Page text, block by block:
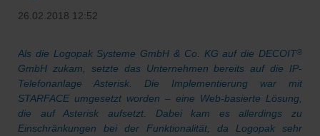
26.02.2018 12:52
Als die Logopak Systeme GmbH & Co. KG auf die DECOIT®
GmbH zukam, setzte das Unternehmen bereits auf die IP-
Telefonanlage Asterisk. Die Implementierung war mit
STARFACE umgesetzt worden – eine Web-basierte Lösung,
die auf Asterisk aufsetzt. Dabei kam es allerdings zu
Einschränkungen bei der Funktionalität, da Logopak sehr